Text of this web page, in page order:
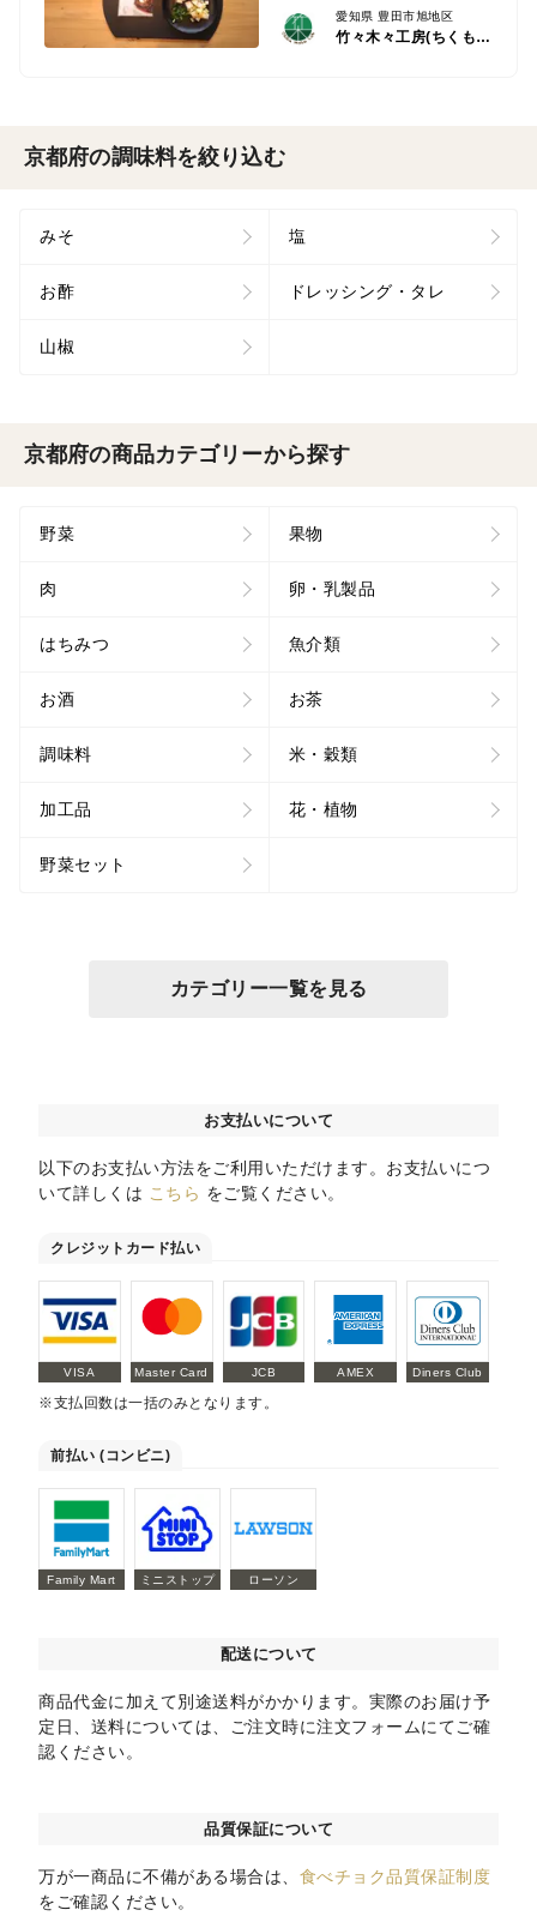
愛知県 豊田市旭地区
竹々木々工房(ちくもくこうぼう）
京都府の調味料を絞り込む
みそ 塩
お酢 ドレッシング・タレ
山椒
京都府の商品カテゴリーから探す
野菜 果物
肉 卵・乳製品
はちみつ 魚介類
お酒 お茶
調味料 米・穀類
加工品 花・植物
野菜セット
カテゴリー一覧を見る
お支払いについて
以下のお支払い方法をご利用いただけます。お支払いにつ
いて詳しくは こちら をご覧ください。
クレジットカード払い
VISA Master Card JCB AMEX Diners Club
※支払回数は一括のみとなります。
前払い (コンビニ)
Family Mart ミニストップ ローソン
配送について
商品代金に加えて別途送料がかかります。実際のお届け予
定日、送料については、ご注文時に注文フォームにてご確
認ください。
品質保証について
万が一商品に不備がある場合は、 食べチョク品質保証制度
をご確認ください。